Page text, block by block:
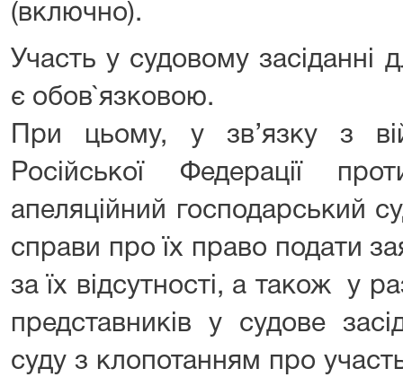
(включно).
Участь у судовому засіданні
є обов`язковою.
При цьому, у зв’язку з
Російської Федерації
апеляційний господарський
справи про їх право подати
за їх відсутності, а також у
представників у судове
суду з клопотанням про